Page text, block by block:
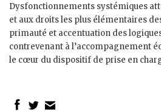
Dysfonctionnements systémiques
et aux droits les plus élémentaires
primauté et accentuation des
contrevenant à l’accompagnement
le cœur du dispositif de prise en